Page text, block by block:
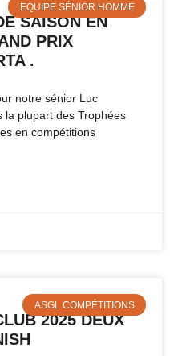
EQUIPE SÉNIOR HOMME
SAISON EN
PRIX
.
notre sénior Luc
la plupart des Trophées
en compétitions
ASGL COMPÉTITIONS
2025 DEUX